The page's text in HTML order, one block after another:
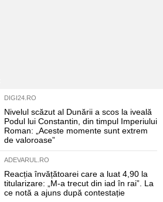
DIGI24.RO
Nivelul scăzut al Dunării a scos la iveală
Podul lui Constantin, din timpul Imperiului
Roman: „Aceste momente sunt extrem
de valoroase”
ADEVARUL.RO
Reacția învățătoarei care a luat 4,90 la
titularizare: „M-a trecut din iad în rai”. La
ce notă a ajuns după contestație